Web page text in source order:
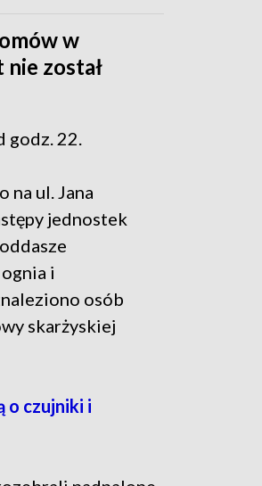
w
został
godz. 22.
na ul. Jana
jednostek
i
osób
skarżyskiej
o czujniki i